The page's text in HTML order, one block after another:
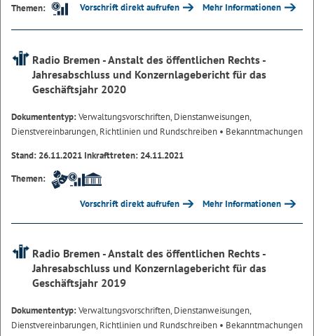
Themen:
Vorschrift direkt aufrufen Mehr Informationen
Radio Bremen - Anstalt des öffentlichen Rechts -
Jahresabschluss und Konzernlagebericht für das
Geschäftsjahr 2020
Dokumententyp:Verwaltungsvorschriften, Dienstanweisungen,
Dienstvereinbarungen, Richtlinien und Rundschreiben • Bekanntmachungen
Stand: 26.11.2021 Inkrafttreten: 24.11.2021
Themen:
Vorschrift direkt aufrufen Mehr Informationen
Radio Bremen - Anstalt des öffentlichen Rechts -
Jahresabschluss und Konzernlagebericht für das
Geschäftsjahr 2019
Dokumententyp:Verwaltungsvorschriften, Dienstanweisungen,
Dienstvereinbarungen, Richtlinien und Rundschreiben • Bekanntmachungen